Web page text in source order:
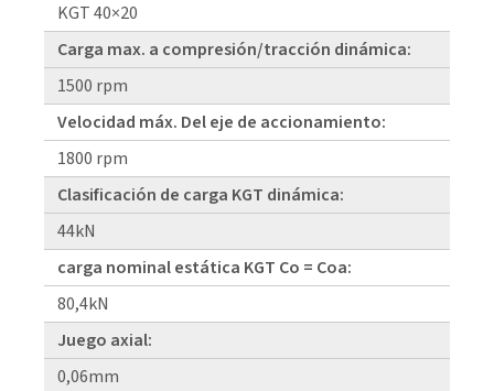
KGT 40×20
Carga max. a compresión/tracción dinámica:
1500 rpm
Velocidad máx. Del eje de accionamiento:
1800 rpm
Clasificación de carga KGT dinámica:
44kN
carga nominal estática KGT Co = Coa:
80,4kN
Juego axial:
0,06mm